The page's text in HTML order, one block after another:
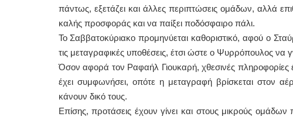
πάντως, εξετάζει και άλλες περιπτώσεις ομάδων, αλλά
καλής προσφοράς και να παίξει ποδόσφαιρο πάλι.
Το Σαββατοκύριακο προμηνύεται καθοριστικό, αφού ο
τις μεταγραφικές υποθέσεις, έτσι ώστε ο Ψυρρόπουλος να
Όσον αφορά τον Ραφαήλ Γιουκαρή, χθεσινές
έχει συμφωνήσει, οπότε η μεταγραφή βρίσκεται στον
κάνουν δικό τους.
Επίσης, προτάσεις έχουν γίνει και στους μικρούς